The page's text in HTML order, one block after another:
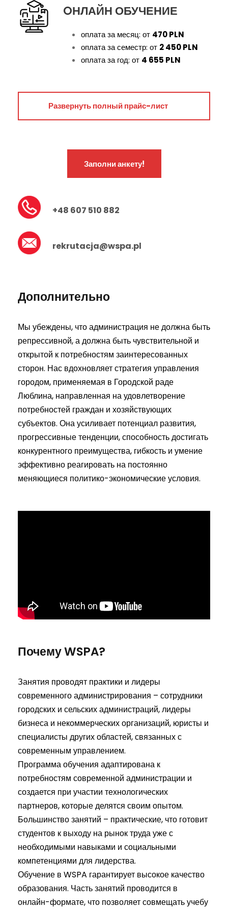
470 зл
2 год
2 750 зл
3 год
18 634 зл
Общая стоимость обучения при годовой или
семестровой оплате
16 200 зл
OНЛАЙН ОБУЧЕНИЕ
оплата за месяц: от 470 PLN
оплата за семестр: от 2 450 PLN
оплата за год: от 4 655 PLN
2 год
6 500 зл
6 175 зл
748 зл
Общая стоимость обучения при ежемесячной оплате
19 672 зл
Сэкономьте, оплачивая за год или за семестр!
Общая стоимость обучения при годовой или
Развернуть полный прайс-лист
Заполни анкету!
+48 607 510 882
rekrutacja@wspa.pl
Дополнительно
Мы убеждены, что администрация не должна быть
репрессивной, а должна быть чувствительной и
открытой к потребностям заинтересованных
сторон. Нас вдохновляет стратегия управления
городом, применяемая в Городской раде
Люблина, направленная на удовлетворение
потребностей граждан и хозяйствующих
субъектов. Она усиливает потенциал развития,
прогрессивные тенденции, способность достигать
конкурентного преимущества, гибкость и умение
эффективно реагировать на постоянно
меняющиеся политико-экономические условия.
Почему WSPA?
Занятия проводят практики и лидеры
современного администрирования – сотрудники
городских и сельских администраций, лидеры
бизнеса и некоммерческих организаций, юристы и
специалисты других областей, связанных с
современным управлением.
Программа обучения адаптирована к
потребностям современной администрации и
создается при участии технологических
партнеров, которые делятся своим опытом.
Большинство занятий – практические, что готовит
студентов к выходу на рынок труда уже с
необходимыми навыками и социальными
компетенциями для лидерства.
Обучение в WSPA гарантирует высокое качество
образования. Часть занятий проводится в
онлайн-формате, что позволяет совмещать учебу